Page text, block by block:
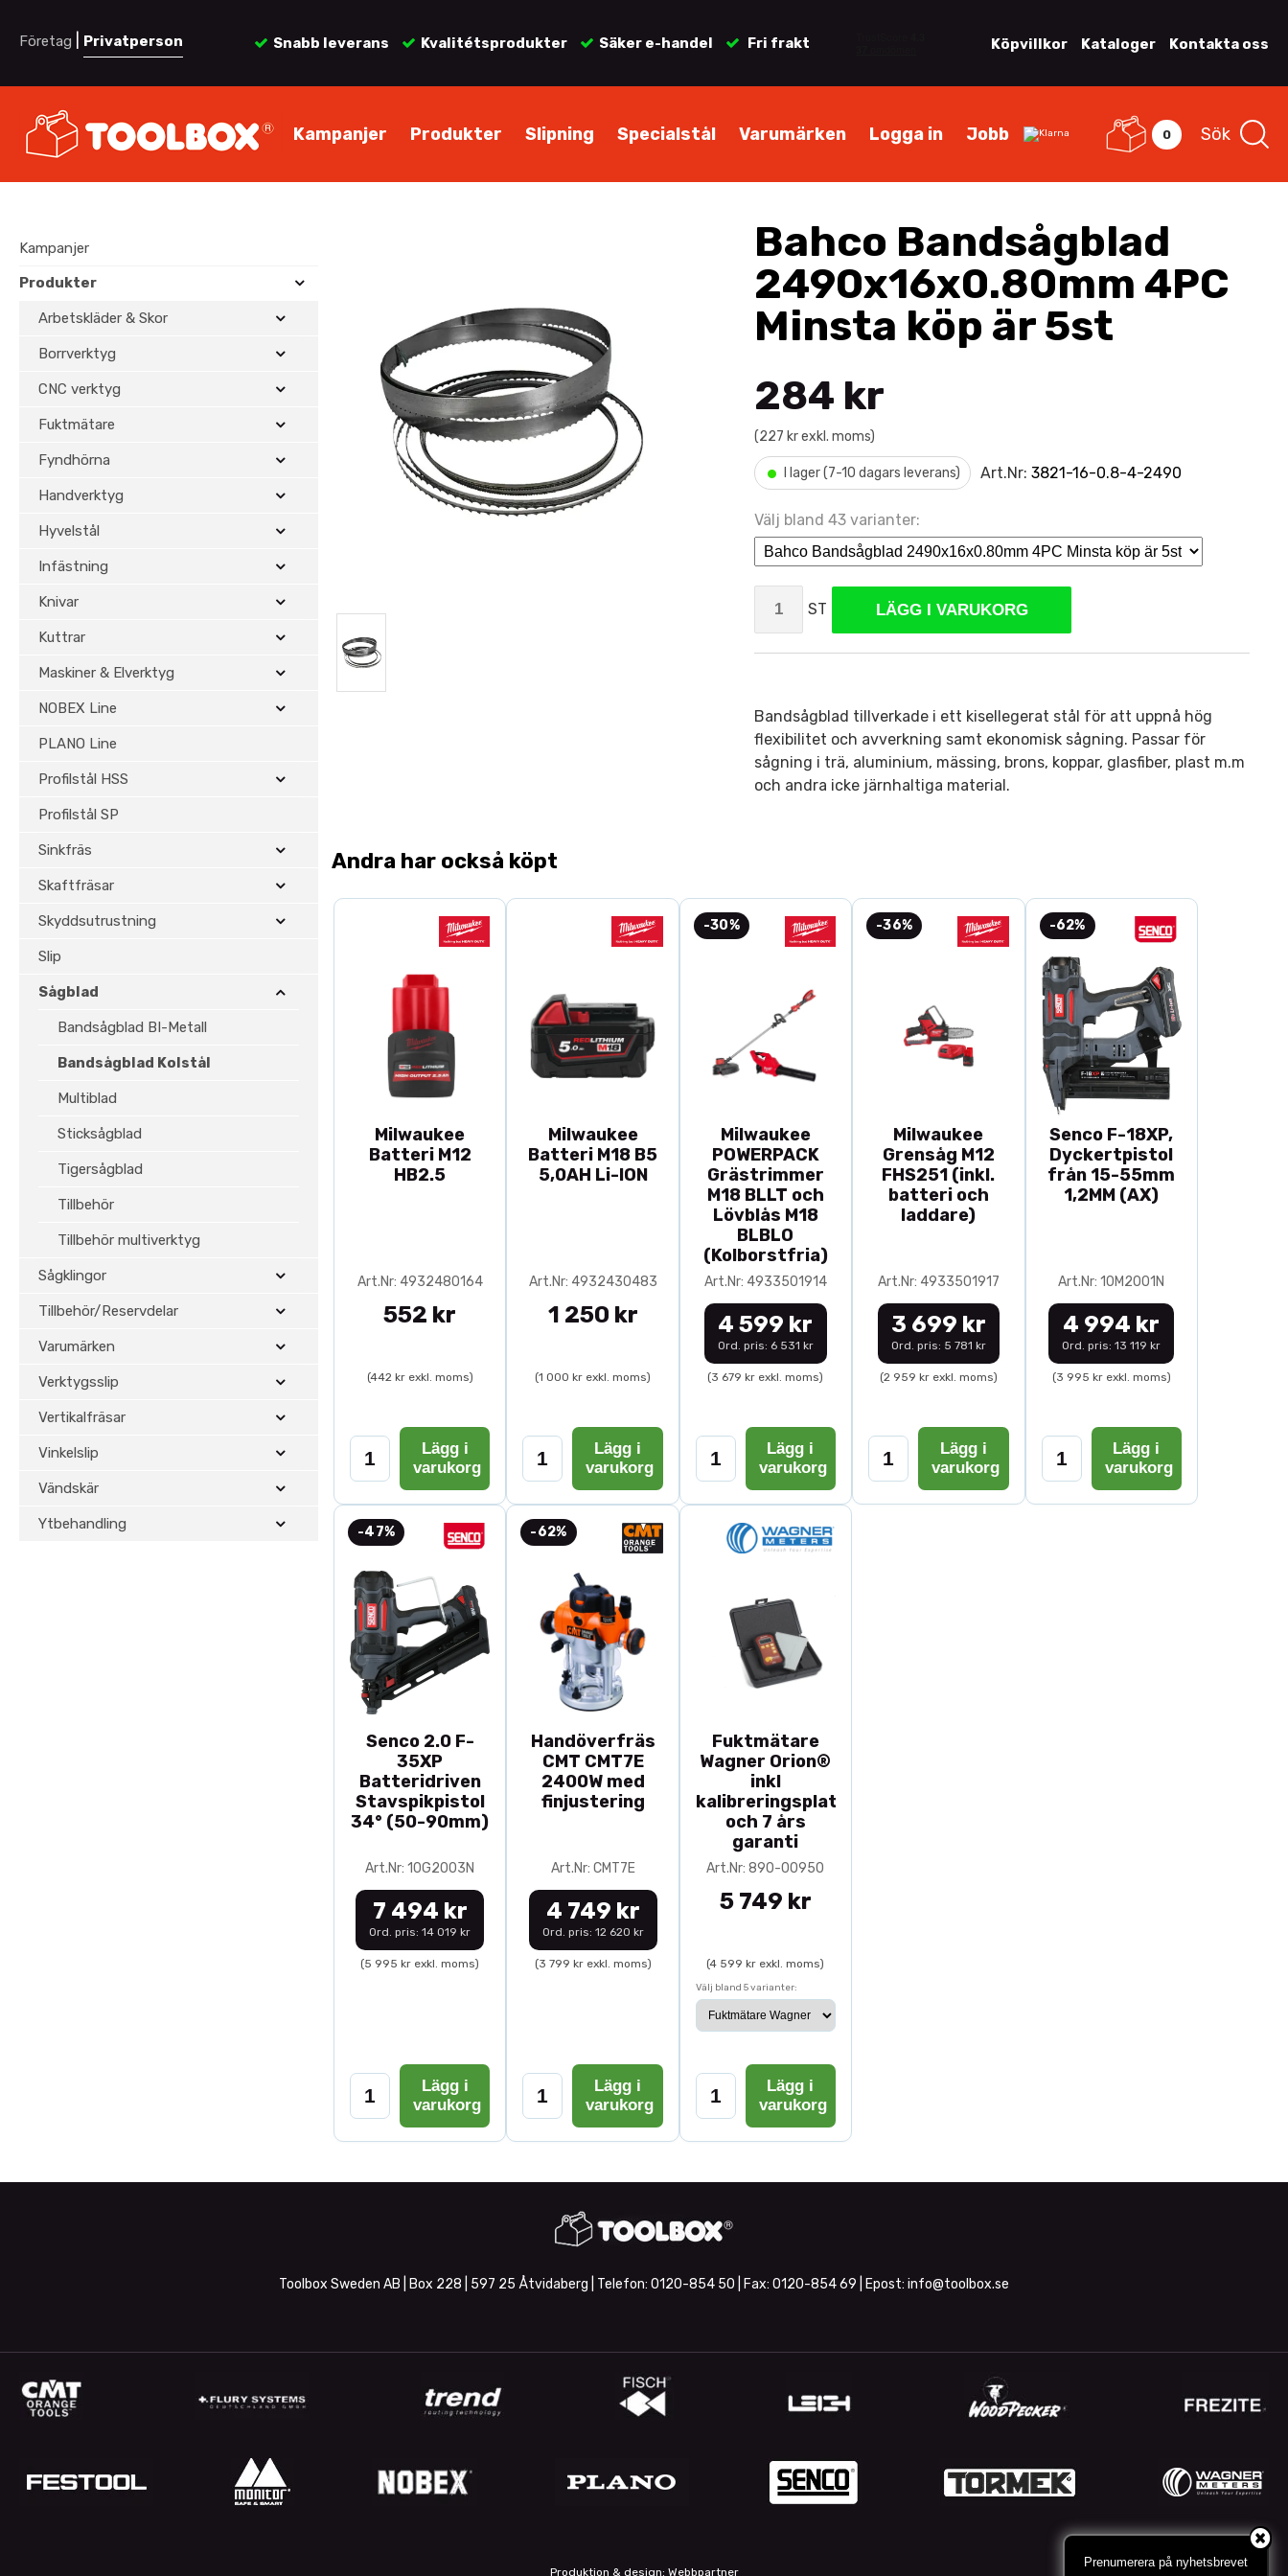
Företag Privatperson Snabb leverans Kvalitétsprodukter Säker e-handel Fri frakt Köpvillkor Kataloger Kontakta oss
Kampanjer Produkter Slipning Specialstål Varumärken Logga in Jobb 0 Sök
Kampanjer
Produkter
Arbetskläder & Skor
Borrverktyg
CNC verktyg
Fuktmätare
Fyndhörna
Handverktyg
Hyvelstål
Infästning
Knivar
Kuttrar
Maskiner & Elverktyg
NOBEX Line
PLANO Line
Profilstål HSS
Profilstål SP
Sinkfräs
Skaftfräsar
Skyddsutrustning
Slip
Sågblad
Bandsågblad BI-Metall
Bandsågblad Kolstål
Multiblad
Sticksågblad
Tigersågblad
Tillbehör
Tillbehör multiverktyg
Sågklingor
Tillbehör/Reservdelar
Varumärken
Verktygsslip
Vertikalfräsar
Vinkelslip
Vändskär
Ytbehandling
Bahco Bandsågblad
2490x16x0.80mm 4PC
Minsta köp är 5st
284 kr
(227 kr exkl. moms)
• I lager (7-10 dagars leverans) Art.Nr: 3821-16-0.8-4-2490
Välj bland 43 varianter:
ST LÄGG I VARUKORG
Bandsågblad tillverkade i ett kisellegerat stål för att uppnå hög
flexibilitet och avverkning samt ekonomisk sågning. Passar för
sågning i trä, aluminium, mässing, brons, koppar, glasfiber, plast m.m
och andra icke järnhaltiga material.
Andra har också köpt
Milwaukee
Batteri M12
HB2.5
Art.Nr: 4932480164
552 kr
(442 kr exkl. moms)
Lägg i
varukorg
Milwaukee
Batteri M18 B5
5,0AH Li-ION
Art.Nr: 4932430483
1 250 kr
(1 000 kr exkl. moms)
Lägg i
varukorg
-30%
Milwaukee
POWERPACK
Grästrimmer
M18 BLLT och
Lövblås M18
BLBLO
(Kolborstfria)
Art.Nr: 4933501914
4 599 kr
Ord. pris: 6 531 kr
(3 679 kr exkl. moms)
Lägg i
varukorg
-36%
Milwaukee
Grensåg M12
FHS251 (inkl.
batteri och
laddare)
Art.Nr: 4933501917
3 699 kr
Ord. pris: 5 781 kr
(2 959 kr exkl. moms)
Lägg i
varukorg
-62%
Senco F-18XP,
Dyckertpistol
från 15-55mm
1,2MM (AX)
Art.Nr: 10M2001N
4 994 kr
Ord. pris: 13 119 kr
(3 995 kr exkl. moms)
Lägg i
varukorg
-47%
Senco 2.0 F-
35XP
Batteridriven
Stavspikpistol
34° (50-90mm)
Art.Nr: 10G2003N
7 494 kr
Ord. pris: 14 019 kr
(5 995 kr exkl. moms)
Lägg i
varukorg
-62%
Handöverfräs
CMT CMT7E
2400W med
finjustering
Art.Nr: CMT7E
4 749 kr
Ord. pris: 12 620 kr
(3 799 kr exkl. moms)
Lägg i
varukorg
Fuktmätare
Wagner Orion®
inkl
kalibreringsplatta
och 7 års
garanti
Art.Nr: 890-00950
5 749 kr
(4 599 kr exkl. moms)
Välj bland 5 varianter:
Lägg i
varukorg
Toolbox Sweden AB | Box 228 | 597 25 Åtvidaberg | Telefon: 0120-854 50 | Fax: 0120-854 69 | Epost: info@toolbox.se
Produktion & design: Webbpartner
Prenumerera på nyhetsbrevet